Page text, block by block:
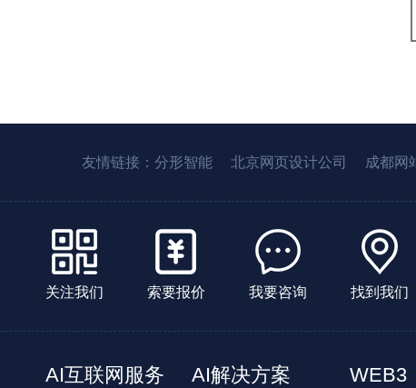
友情链接： 分形智能 北京网页设计公司 成都网
关注我们 索要报价 我要咨询 找到我们
AI互联网服务 AI解决方案 WEB3